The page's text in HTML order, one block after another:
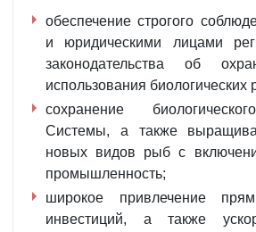
обеспечение строгого
и юридическими лицами
законодательства об
использования биологических
сохранение
Системы, а также
новых видов рыб с
промышленность;
широкое привлечение
инвестиций, а также